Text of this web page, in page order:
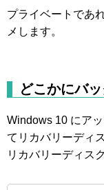
プライベートであ
メします。
どこかにバ
Windows 10 にア
てリカバリーディ
リカバリーディス